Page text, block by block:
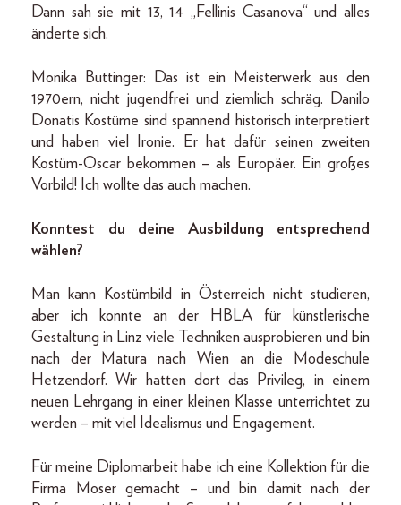
Dann sah sie mit 13, 14 „Fellinis Casanova“ und alles
änderte sich.
Monika Buttinger: Das ist ein Meisterwerk aus den
1970ern, nicht jugendfrei und ziemlich schräg. Danilo
Donatis Kostüme sind spannend historisch interpretiert
und haben viel Ironie. Er hat dafür seinen zweiten
Kostüm-Oscar bekommen – als Europäer. Ein großes
Vorbild! Ich wollte das auch machen.
Konntest du deine Ausbildung entsprechend
wählen?
Man kann Kostümbild in Österreich nicht studieren,
aber ich konnte an der HBLA für künstlerische
Gestaltung in Linz viele Techniken ausprobieren und bin
nach der Matura nach Wien an die Modeschule
Hetzendorf. Wir hatten dort das Privileg, in einem
neuen Lehrgang in einer kleinen Klasse unterrichtet zu
werden – mit viel Idealismus und Engagement.
Für meine Diplomarbeit habe ich eine Kollektion für die
Firma Moser gemacht – und bin damit nach der